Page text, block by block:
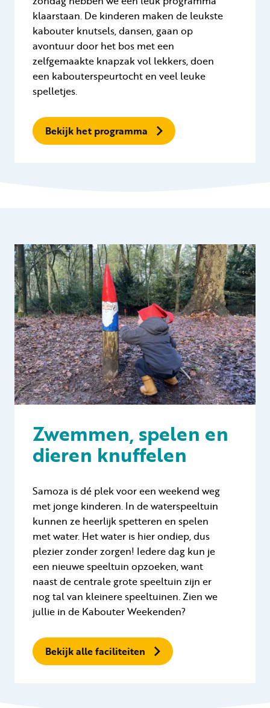
klaarstaan. De kinderen maken de leukste
kabouter knutsels, dansen, gaan op
avontuur door het bos met een
zelfgemaakte knapzak vol lekkers, doen
een kabouterspeurtocht en veel leuke
spelletjes.
Bekijk het programma
Zwemmen, spelen en
dieren knuffelen
Samoza is dé plek voor een weekend weg
met jonge kinderen. In de waterspeeltuin
kunnen ze heerlijk spetteren en spelen
met water. Het water is hier ondiep, dus
plezier zonder zorgen! Iedere dag kun je
een nieuwe speeltuin opzoeken, want
naast de centrale grote speeltuin zijn er
nog tal van kleinere speeltuinen. Zien we
jullie in de Kabouter Weekenden?
Bekijk alle faciliteiten